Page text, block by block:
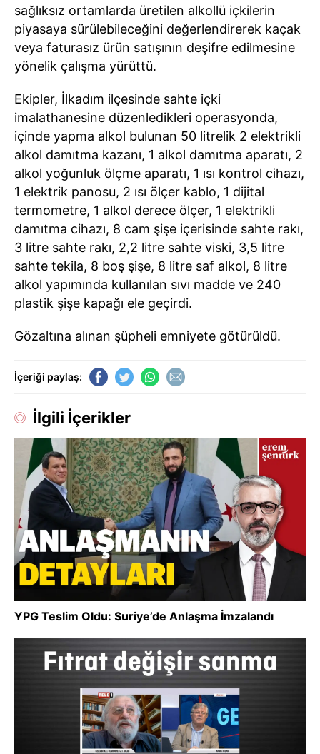
sağlıksız ortamlarda üretilen alkollü içkilerin
piyasaya sürülebileceğini değerlendirerek kaçak
veya faturasız ürün satışının deşifre edilmesine
yönelik çalışma yürüttü.
Ekipler, İlkadım ilçesinde sahte içki
imalathanesine düzenledikleri operasyonda,
içinde yapma alkol bulunan 50 litrelik 2 elektrikli
alkol damıtma kazanı, 1 alkol damıtma aparatı, 2
alkol yoğunluk ölçme aparatı, 1 ısı kontrol cihazı,
1 elektrik panosu, 2 ısı ölçer kablo, 1 dijital
termometre, 1 alkol derece ölçer, 1 elektrikli
damıtma cihazı, 8 cam şişe içerisinde sahte rakı,
3 litre sahte rakı, 2,2 litre sahte viski, 3,5 litre
sahte tekila, 8 boş şişe, 8 litre saf alkol, 8 litre
alkol yapımında kullanılan sıvı madde ve 240
plastik şişe kapağı ele geçirdi.
Gözaltına alınan şüpheli emniyete götürüldü.
İçeriği paylaş:
İlgili İçerikler
YPG Teslim Oldu: Suriye’de Anlaşma İmzalandı